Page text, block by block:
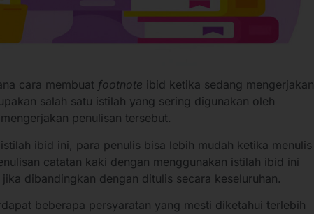
cara membuat footnote ibid ketika sedang mengerjakan
salah satu istilah yang sering digunakan oleh
penulisan tersebut.
ibid ini, para penulis bisa lebih mudah ketika menulis
catatan kaki dengan menggunakan istilah ibid ini
dibandingkan dengan ditulis secara keseluruhan.
beberapa persyaratan yang mesti diketahui terlebih